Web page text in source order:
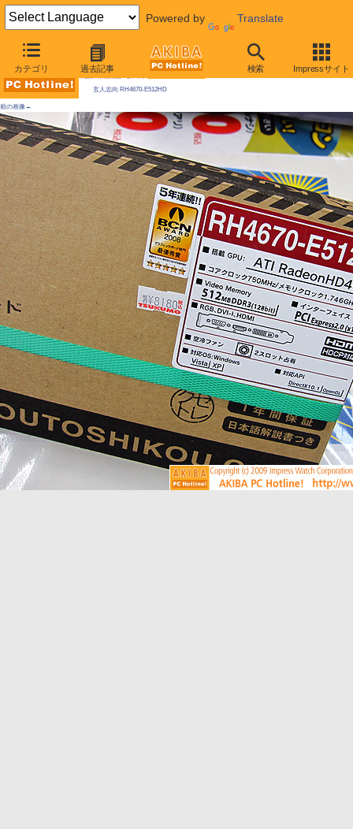
Powered by Translate
カテゴリ 過去記事 検索 Impressサイト
AKIBA PC Hotline! 2009年5月2日号
玄人志向 RH4670-E512HD
前の画像←